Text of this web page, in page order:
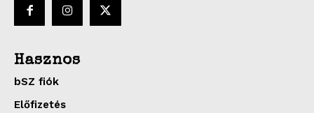
Hasznos
bSZ fiók
Előfizetés